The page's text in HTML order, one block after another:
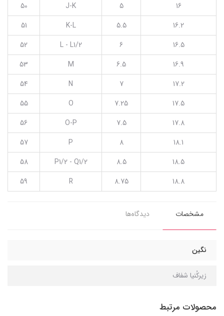
16
5
J-K
50
16.2
5.5
K-L
51
16.5
6
L - L1/2
52
16.9
6.5
M
53
17.2
7
N
54
17.5
7.25
O
55
17.8
7.5
O-P
56
18.1
8
P
57
18.5
8.5
P1/2 - Q1/2
58
18.8
8.75
R
59
مشخصات دیدگاه‌ها
نگین
زیرکُنیا شفاف
محصولات مرتبط